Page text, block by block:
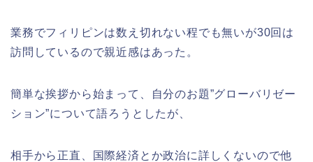
業務でフィリピンは数え切れない程でも無いが30回は
訪問しているので親近感はあった。
簡単な挨拶から始まって、自分のお題”グローバリゼー
ション”について語ろうとしたが、
相手から正直、国際経済とか政治に詳しくないので他